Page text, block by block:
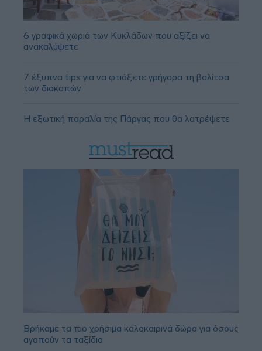
6 γραφικά χωριά των Κυκλάδων που αξίζει να
ανακαλύψετε
7 έξυπνα tips για να φτιάξετε γρήγορα τη βαλίτσα
των διακοπών
Η εξωτική παραλία της Πάργας που θα λατρέψετε
Βρήκαμε τα πιο χρήσιμα καλοκαιρινά δώρα για όσους
αγαπούν τα ταξίδια